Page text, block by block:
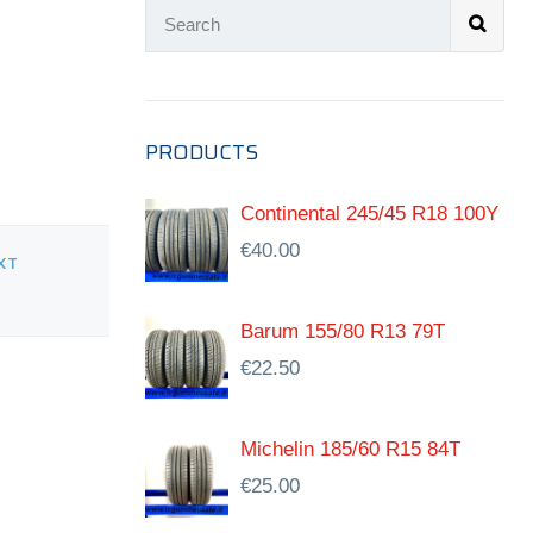
PRODUCTS
Continental 245/45 R18 100Y
€40.00
Barum 155/80 R13 79T
€22.50
Michelin 185/60 R15 84T
€25.00